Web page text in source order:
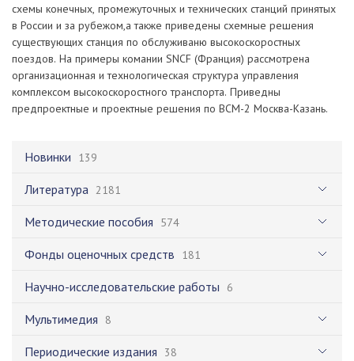
Новинки 139
Литература 2181
Методические пособия 574
Фонды оценочных средств 181
Научно-исследовательские работы 6
Мультимедия 8
Периодические издания 38
схемы конечных, промежуточных и технических станций принятых
в России и за рубежом,а также приведены схемные решения
существующих станция по обслуживаню высокоскоростных
поездов. На примеры комании SNCF (Франция) рассмотрена
организационная и технологическая структура управления
комплексом высокоскоростного транспорта. Приведны
предпроектные и проектные решения по ВСМ-2 Москва-Казань.